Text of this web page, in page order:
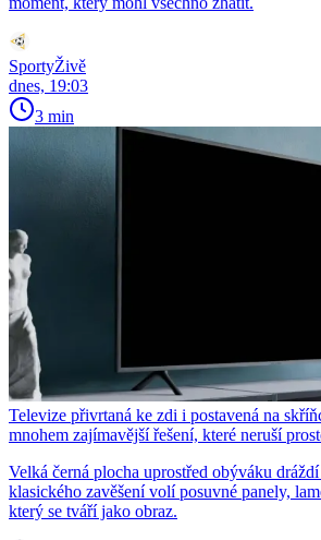
SportyŽivě
dnes, 19:03
3 min
Televize přivrtaná ke zdi i postavená na
mnohem zajímavější řešení, které neruší
Velká černá plocha uprostřed obýváku
klasického zavěšení volí posuvné panely,
který se tváří jako obraz.